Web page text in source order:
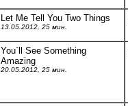
Let Me Tell You Two Things
13.05.2012, 25 мин.
You`ll See Something
Amazing
20.05.2012, 25 мин.